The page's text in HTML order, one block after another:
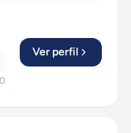
Ver perfil